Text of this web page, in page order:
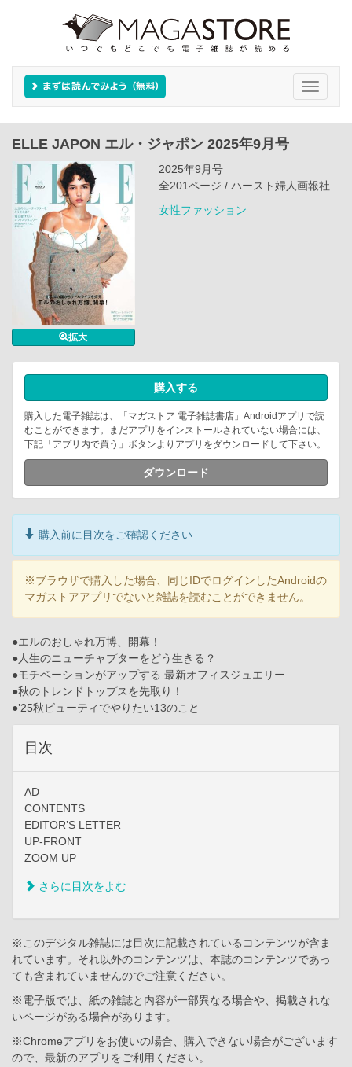
Toggle
ELLE JAPON エル・ジャポン 2025年9月号
拡大
2025年9月号
全201ページ / ハースト婦人画報社
女性ファッション
購入する
購入した電子雑誌は、「マガストア 電子雑誌書店」Androidアプリで読
むことができます。まだアプリをインストールされていない場合には、
下記「アプリ内で買う」ボタンよりアプリをダウンロードして下さい。
ダウンロード
購入前に目次をご確認ください
※ブラウザで購入した場合、同じIDでログインしたAndroidの
マガストアアプリでないと雑誌を読むことができません。
●エルのおしゃれ万博、開幕！
●人生のニューチャプターをどう生きる？
●モチベーションがアップする 最新オフィスジュエリー
●秋のトレンドトップスを先取り！
●’25秋ビューティでやりたい13のこと
目次
AD
CONTENTS
EDITOR’S LETTER
UP-FRONT
ZOOM UP
さらに目次をよむ
※このデジタル雑誌には目次に記載されているコンテンツが含ま
れています。それ以外のコンテンツは、本誌のコンテンツであっ
ても含まれていませんのでご注意ください。
※電子版では、紙の雑誌と内容が一部異なる場合や、掲載されな
いページがある場合があります。
※Chromeアプリをお使いの場合、購入できない場合がございます
ので、最新のアプリをご利用ください。